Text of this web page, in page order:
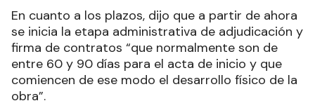
En cuanto a los plazos, dijo que a partir de ahora
se inicia la etapa administrativa de adjudicación y
firma de contratos “que normalmente son de
entre 60 y 90 días para el acta de inicio y que
comiencen de ese modo el desarrollo físico de la
obra”.